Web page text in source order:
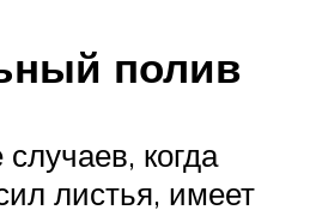
полив
когда
листья, имеет